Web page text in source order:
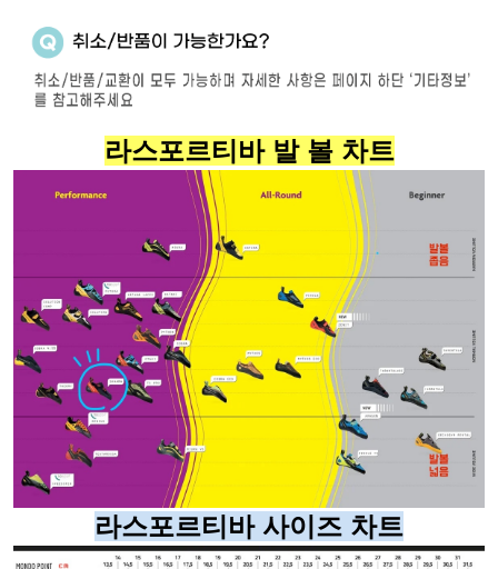
라스포르티바 발 볼 차트
라스포르티바 사이즈 차트